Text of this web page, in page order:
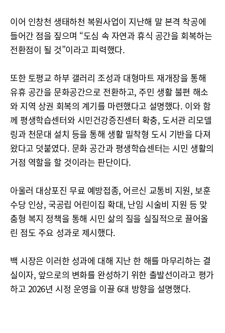
이어 인창천 생태하천 복원사업이 지난해 말 본격 착공에
들어간 점을 짚으며 “도심 속 자연과 휴식 공간을 회복하는
전환점이 될 것”이라고 피력했다.
또한 토평교 하부 갤러리 조성과 대형마트 재개장을 통해
유휴 공간을 문화공간으로 전환하고, 주민 생활 불편 해소
와 지역 상권 회복의 계기를 마련했다고 설명했다. 이와 함
께 평생학습센터와 시민건강증진센터 확충, 도서관 리모델
링과 천문대 설치 등을 통해 생활 밀착형 도시 기반을 다져
왔다고 덧붙였다. 문화 공간과 평생학습센터는 시민 생활의
거점 역할을 할 것이라는 판단이다.
아울러 대상포진 무료 예방접종, 어르신 교통비 지원, 보훈
수당 인상, 국공립 어린이집 확대, 난임 시술비 지원 등 맞
춤형 복지 정책을 통해 시민 삶의 질을 실질적으로 끌어올
린 점도 주요 성과로 제시했다.
백 시장은 이러한 성과에 대해 지난 한 해를 마무리하는 결
실이자, 앞으로의 변화를 완성하기 위한 출발선이라고 평가
하고 2026년 시정 운영을 이끌 6대 방향을 설명했다.